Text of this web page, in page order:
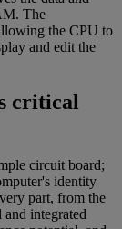
The
the CPU to
and edit the
critical
circuit board;
identity
part, from the
integrated